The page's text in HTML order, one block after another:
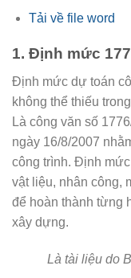
Tải về file word
1. Định mức
Định mức dự toán
không thể thiếu
Là công văn số
ngày 16/8/2007
công trình. Định
vật liệu, nhân công,
để hoàn thành từng
xây dựng.
Là tài liệu do